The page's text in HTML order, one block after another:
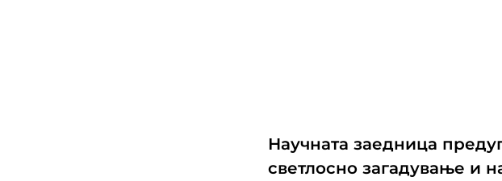
Научната заедница
светлосно загадување и